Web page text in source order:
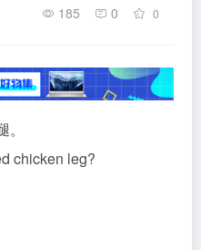
185 0 0
chicken leg?